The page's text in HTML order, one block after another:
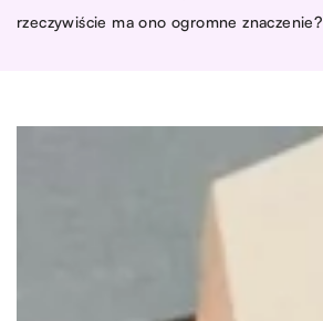
rzeczywiście ma ono ogromne znaczenie?